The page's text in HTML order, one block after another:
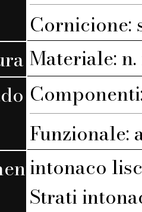
Cornicione:
Materiale: n.
Funzionale:
intonaco
Strati